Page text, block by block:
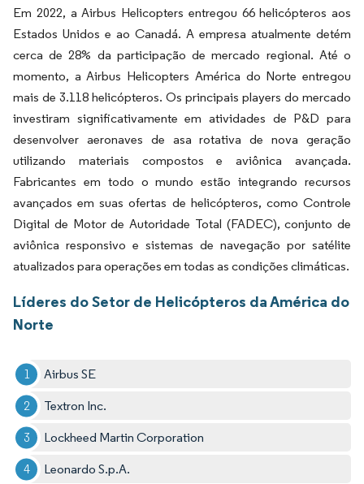
Em 2022, a Airbus Helicopters entregou 66 helicópteros aos
Estados Unidos e ao Canadá. A empresa atualmente detém
cerca de 28% da participação de mercado regional. Até o
momento, a Airbus Helicopters América do Norte entregou
mais de 3.118 helicópteros. Os principais players do mercado
investiram significativamente em atividades de P&D para
desenvolver aeronaves de asa rotativa de nova geração
utilizando materiais compostos e aviônica avançada.
Fabricantes em todo o mundo estão integrando recursos
avançados em suas ofertas de helicópteros, como Controle
Digital de Motor de Autoridade Total (FADEC), conjunto de
aviônica responsivo e sistemas de navegação por satélite
atualizados para operações em todas as condições climáticas.
Líderes do Setor de Helicópteros da América do
Norte
Airbus SE
Textron Inc.
Lockheed Martin Corporation
Leonardo S.p.A.